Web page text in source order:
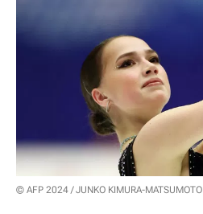
© AFP 2024 / JUNKO KIMURA-MATSUMOTO